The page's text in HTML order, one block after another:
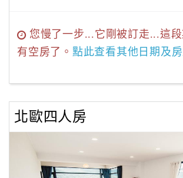
您慢了一步...它剛被訂走...這
有空房了。 點此查看其他日期及
北歐四人房